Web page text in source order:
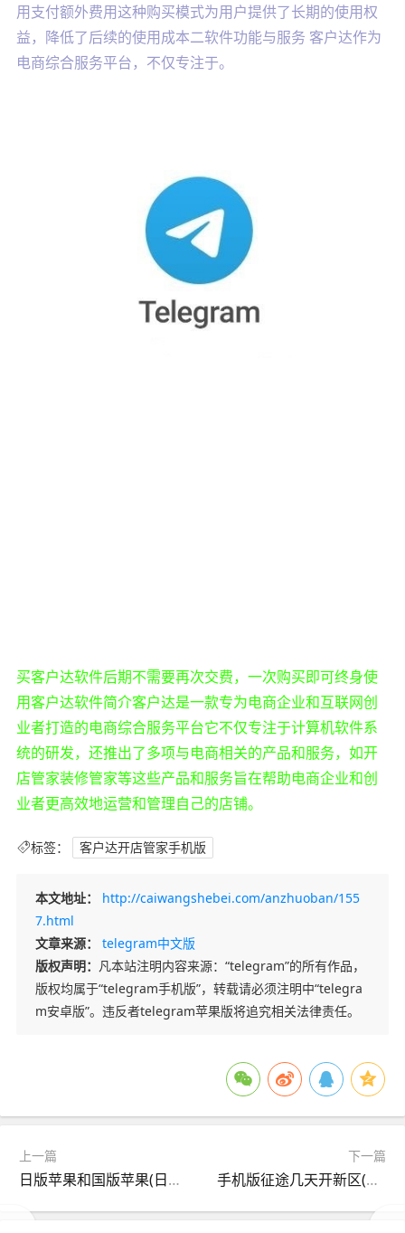
用支付额外费用这种购买模式为用户提供了长期的使用权
益，降低了后续的使用成本二软件功能与服务 客户达作为
电商综合服务平台，不仅专注于。
买客户达软件后期不需要再次交费，一次购买即可终身使
用客户达软件简介客户达是一款专为电商企业和互联网创
业者打造的电商综合服务平台它不仅专注于计算机软件系
统的研发，还推出了多项与电商相关的产品和服务，如开
店管家装修管家等这些产品和服务旨在帮助电商企业和创
业者更高效地运营和管理自己的店铺。
标签： 客户达开店管家手机版
本文地址：
http://caiwangshebei.com/anzhuoban/155
7.html
文章来源：
telegram中文版
版权声明： 凡本站注明内容来源：“telegram”的所有作品，
版权均属于“telegram手机版”，转载请必须注明中“telegra
m安卓版”。违反者telegram苹果版将追究相关法律责任。
上一篇
日版苹果和国版苹果(日版iphone和国行的区别知乎)
下一篇
手机版征途几天开新区(征途手游几天开一个新区?)